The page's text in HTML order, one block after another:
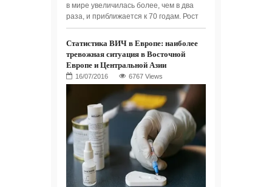
в мире увеличилась более, чем в два
раза, и приближается к 70 годам. Рост
Статистика ВИЧ в Европе: наиболее
тревожная ситуация в Восточной
Европе и Центральной Азии
6767 Views